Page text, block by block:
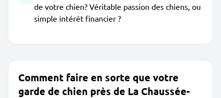
de votre chien? Véritable passion des chiens, ou
simple intérêt financier ?
Comment faire en sorte que votre
garde de chien près de La Chaussée-